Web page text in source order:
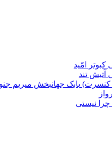
امّید
آتیش تند
بابک جهانبخش میریم
نیستی